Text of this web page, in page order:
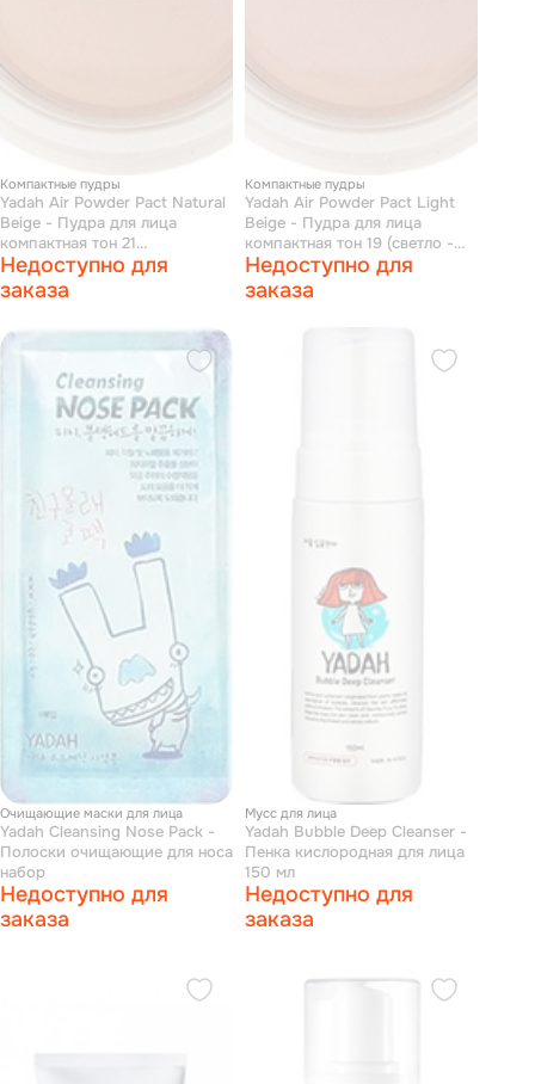
Компактные пудры
Yadah Air Powder Pact Natural
Beige - Пудра для лица
компактная тон 21
(натуральный бежевый) 9 г
Недоступно для
заказа
Компактные пудры
Yadah Air Powder Pact Light
Beige - Пудра для лица
компактная тон 19 (светло -
бежевый) 9 г
Недоступно для
заказа
Очищающие маски для лица
Yadah Cleansing Nose Pack -
Полоски очищающие для носа
набор
Недоступно для
заказа
Мусс для лица
Yadah Bubble Deep Cleanser -
Пенка кислородная для лица
150 мл
Недоступно для
заказа